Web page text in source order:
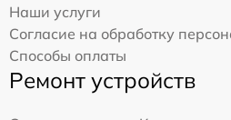
Наши услуги
Согласие на обработку
Способы оплаты
Ремонт устройств